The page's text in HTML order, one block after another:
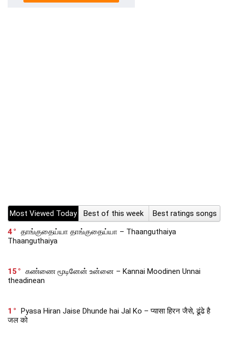
Most Viewed Today Best of this week
Best ratings songs
4
தாங்குதைய்யா தாங்குதைய்யா – Thaanguthaiya
Thaanguthaiya
15
கண்ணை மூடினேன் உன்னை – Kannai Moodinen Unnai
theadinean
1
Pyasa Hiran Jaise Dhunde hai Jal Ko – प्यासा हिरन जैसे, ढूंढे है
जल को